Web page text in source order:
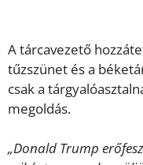
A tárcavezető
tűzszünet és a
csak a
megoldás.
„Donald Trump